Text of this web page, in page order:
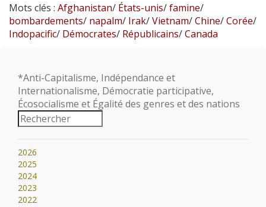
Mots clés : Afghanistan/ États-unis/famine/
bombardements/ napalm/ Irak/Vietnam/Chine/Corée/
Indopacific/ Démocrates/ Républicains/Canada
*Anti-Capitalisme, Indépendance et
Internationalisme, Démocratie participative,
Écosocialisme et Égalité des genres et des nations
2026
2025
2024
2023
2022